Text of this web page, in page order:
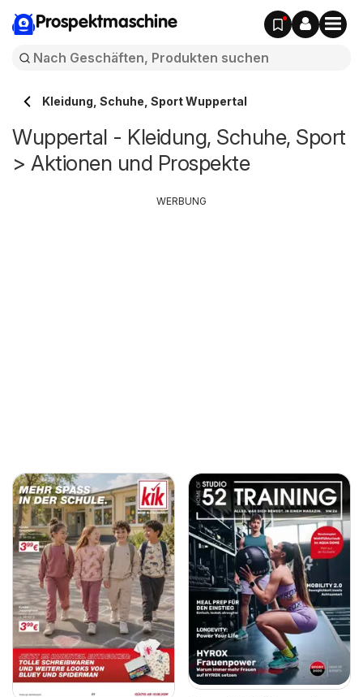
Prospektmaschine
Kleidung, Schuhe, Sport Wuppertal
Wuppertal - Kleidung, Schuhe, Sport
> Aktionen und Prospekte
WERBUNG